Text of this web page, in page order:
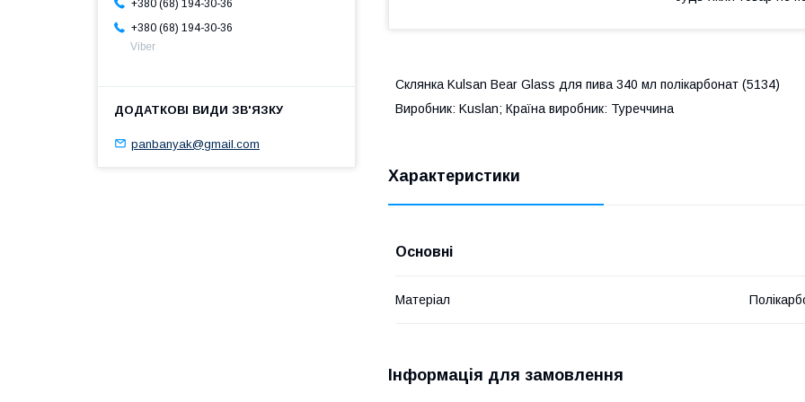
Склянка Kulsan Bear Glass для пива 340 мл полікарбонат (5134)
Виробник: Kuslan; Країна виробник: Туреччина
Характеристики
Основні
Матеріал
Інформація для замовлення
+380 (68) 194-30-36
+380 (68) 194-30-36
Viber
panbanyak@gmail.com